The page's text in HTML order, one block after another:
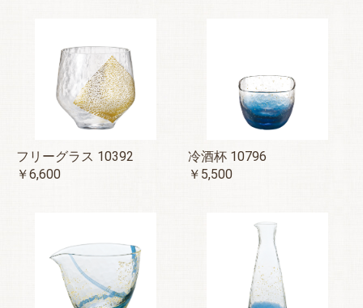
フリーグラス 10392
￥6,600
冷酒杯 10796
￥5,500